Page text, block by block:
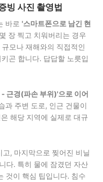
빙 사진 촬영법
바로 '스마트폰으로 남긴 현
장 찍고 치워버리는 경우
모나 재해와의 직접적인
곤 합니다. 답답할 노릇입
근경(파손 부위)'으로 이어
과 주변 도로, 인근 건물이
해당 지역에 실제로 대규
, 마지막으로 찢어진 비닐
다. 특히 물에 잠겼던 자산
것이 핵심 팁입니다. 침수